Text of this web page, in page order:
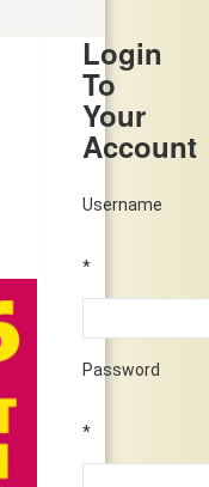
Login
To
Your
Account
Username
*
Password
*